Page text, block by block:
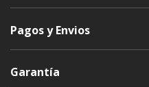
Pagos y Envios
Garantía